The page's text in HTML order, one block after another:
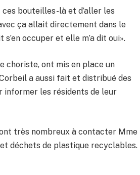
ces bouteilles-là et d’aller les
ça allait directement dans le
occuper et elle m’a dit oui».
choriste, ont mis en place un
a aussi fait et distribué des
informer les résidents de leur
très nombreux à contacter Mme
déchets de plastique recyclables.